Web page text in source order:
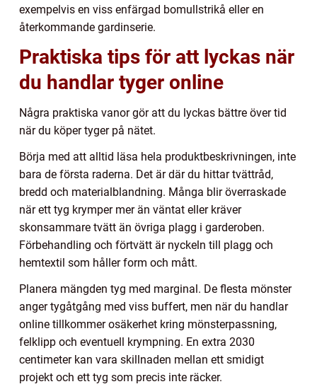
exempelvis en viss enfärgad bomullstrikå eller en
återkommande gardinserie.
Praktiska tips för att lyckas när
du handlar tyger online
Några praktiska vanor gör att du lyckas bättre över tid
när du köper tyger på nätet.
Börja med att alltid läsa hela produktbeskrivningen, inte
bara de första raderna. Det är där du hittar tvättråd,
bredd och materialblandning. Många blir överraskade
när ett tyg krymper mer än väntat eller kräver
skonsammare tvätt än övriga plagg i garderoben.
Förbehandling och förtvätt är nyckeln till plagg och
hemtextil som håller form och mått.
Planera mängden tyg med marginal. De flesta mönster
anger tygåtgång med viss buffert, men när du handlar
online tillkommer osäkerhet kring mönsterpassning,
felklipp och eventuell krympning. En extra 2030
centimeter kan vara skillnaden mellan ett smidigt
projekt och ett tyg som precis inte räcker.